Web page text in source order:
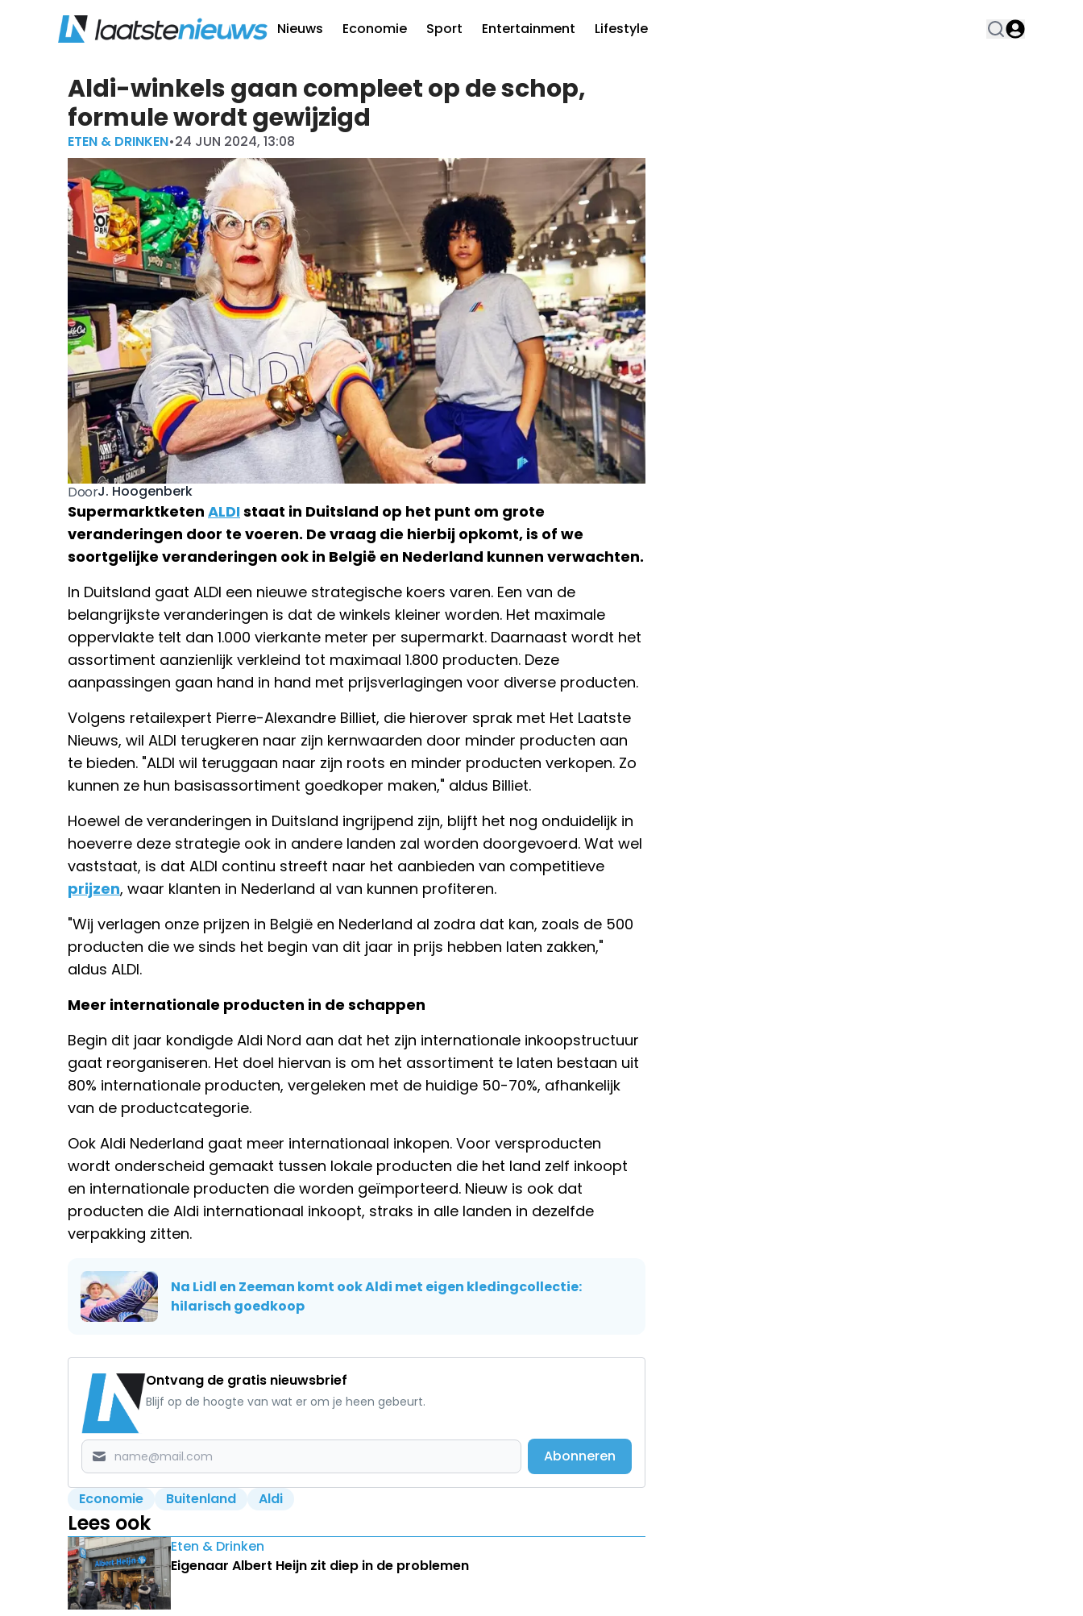
Nieuws Economie Sport Entertainment Lifestyle
Aldi-winkels gaan compleet op de schop,
formule wordt gewijzigd
ETEN & DRINKEN•24 JUN 2024, 13:08
DoorJ. Hoogenberk
Supermarktketen ALDIstaat in Duitsland op het punt om grote
veranderingen door te voeren. De vraag die hierbij opkomt, is of we
soortgelijke veranderingen ook in België en Nederland kunnen verwachten.
In Duitsland gaat ALDI een nieuwe strategische koers varen. Een van de
belangrijkste veranderingen is dat de winkels kleiner worden. Het maximale
oppervlakte telt dan 1.000 vierkante meter per supermarkt. Daarnaast wordt het
assortiment aanzienlijk verkleind tot maximaal 1.800 producten. Deze
aanpassingen gaan hand in hand met prijsverlagingen voor diverse producten.
Volgens retailexpert Pierre-Alexandre Billiet, die hierover sprak met Het Laatste
Nieuws, wil ALDI terugkeren naar zijn kernwaarden door minder producten aan
te bieden. "ALDI wil teruggaan naar zijn roots en minder producten verkopen. Zo
kunnen ze hun basisassortiment goedkoper maken," aldus Billiet.
Hoewel de veranderingen in Duitsland ingrijpend zijn, blijft het nog onduidelijk in
hoeverre deze strategie ook in andere landen zal worden doorgevoerd. Wat wel
vaststaat, is dat ALDI continu streeft naar het aanbieden van competitieve
prijzen, waar klanten in Nederland al van kunnen profiteren.
"Wij verlagen onze prijzen in België en Nederland al zodra dat kan, zoals de 500
producten die we sinds het begin van dit jaar in prijs hebben laten zakken,"
aldus ALDI.
Meer internationale producten in de schappen
Begin dit jaar kondigde Aldi Nord aan dat het zijn internationale inkoopstructuur
gaat reorganiseren. Het doel hiervan is om het assortiment te laten bestaan uit
80% internationale producten, vergeleken met de huidige 50-70%, afhankelijk
van de productcategorie.
Ook Aldi Nederland gaat meer internationaal inkopen. Voor versproducten
wordt onderscheid gemaakt tussen lokale producten die het land zelf inkoopt
en internationale producten die worden geïmporteerd. Nieuw is ook dat
producten die Aldi internationaal inkoopt, straks in alle landen in dezelfde
verpakking zitten.
Na Lidl en Zeeman komt ook Aldi met eigen kledingcollectie:
hilarisch goedkoop
Ontvang de gratis nieuwsbrief
Blijf op de hoogte van wat er om je heen gebeurt.
Abonneren
Economie Buitenland Aldi
Lees ook
Eten & Drinken
Eigenaar Albert Heijn zit diep in de problemen